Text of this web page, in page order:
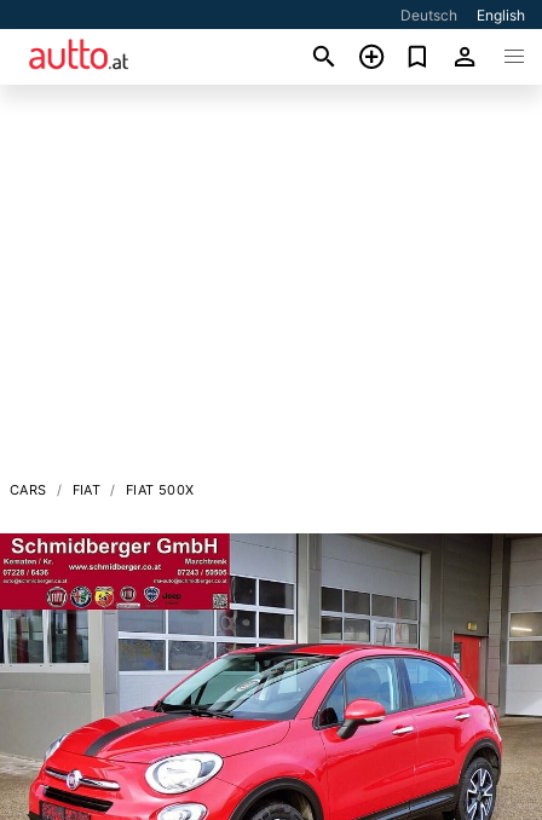
Deutsch English
CARS FIAT FIAT 500X